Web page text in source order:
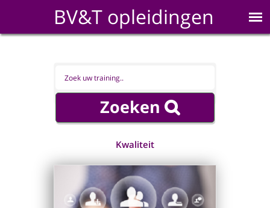
BV&T opleidingen
Kwaliteit